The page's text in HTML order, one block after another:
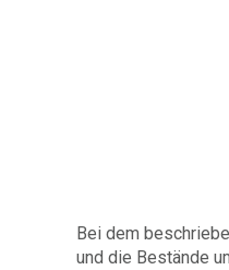
Bei dem
und die Bestände